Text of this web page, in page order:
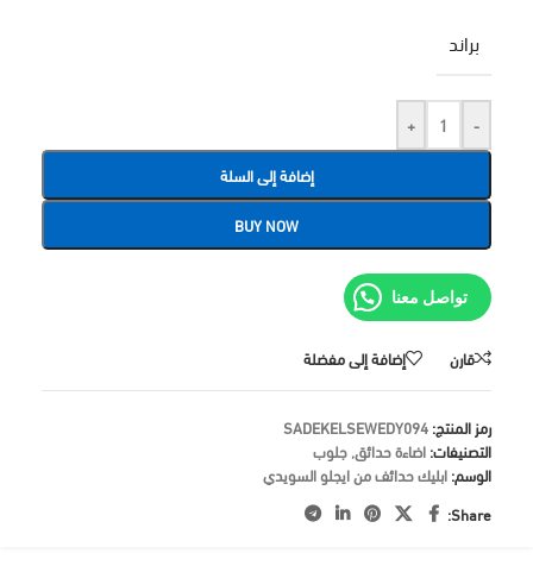
براند
-
+
إضافة إلى السلة
BUY NOW
تواصل معنا
قارن إضافة إلى مفضلة
رمز المنتج:SADEKELSEWEDY094
التصنيفات:اضاءة حدائق,جلوب
الوسم:ابليك حدائف من ايجلو السويدي
Share: